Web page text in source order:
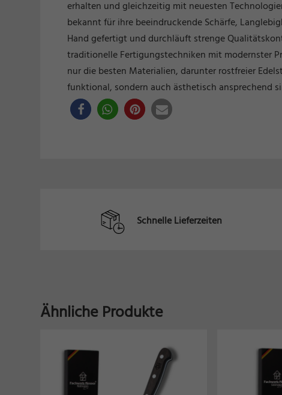
erhalten und gleichzeitig mit neuesten
bekannt für ihre beeindruckende Schärfe,
Hand gefertigt und durchläuft strenge
traditionelle Fertigungstechniken mit modernster
nur die besten Materialien, darunter rostfreier
funktional, sondern auch ästhetisch ansprechend
Schnelle Lieferzeiten
Ähnliche Produkte